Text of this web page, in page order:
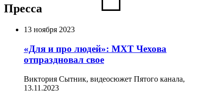
Пресса
13 ноября 2023
«Для и про людей»: МХТ Чехова
отпраздновал свое
Виктория Сытник, видеосюжет Пятого канала,
13.11.2023